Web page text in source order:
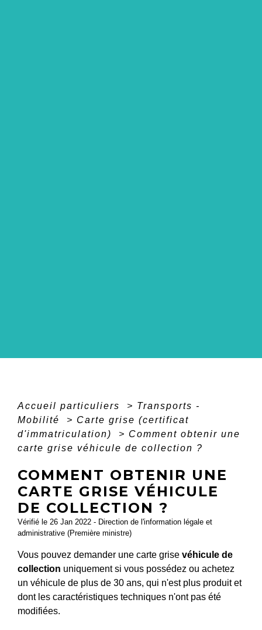
Accueil particuliers > Transports -
Mobilité
> Carte grise (certificat
d'immatriculation)
> Comment obtenir une
carte grise véhicule de collection ?
COMMENT OBTENIR UNE
CARTE GRISE VÉHICULE
DE COLLECTION ?
Vérifié le 26 Jan 2022 - Direction de l'information légale et
administrative (Première ministre)
Vous pouvez demander une carte grise véhicule de
collection uniquement si vous possédez ou achetez
un véhicule de plus de 30 ans, qui n'est plus produit et
dont les caractéristiques techniques n'ont pas été
modifiées.